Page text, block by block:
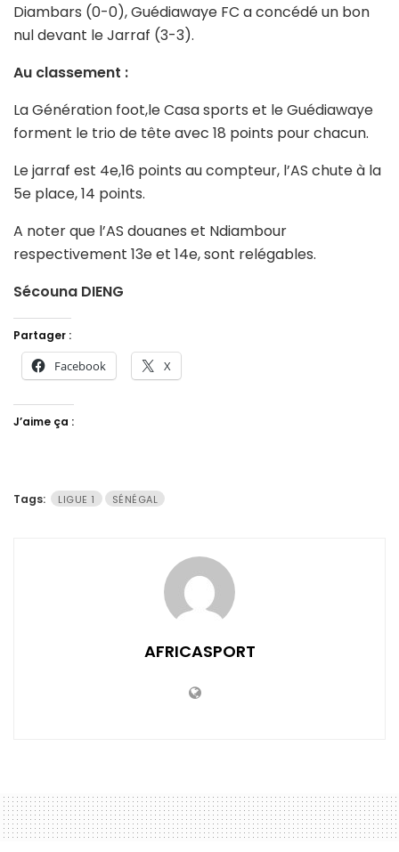
Diambars (0-0), Guédiawaye FC a concédé un bon
nul devant le Jarraf (3-3).
Au classement :
La Génération foot,le Casa sports et le Guédiawaye
forment le trio de tête avec 18 points pour chacun.
Le jarraf est 4e,16 points au compteur, l’AS chute à la
5e place, 14 points.
A noter que l’AS douanes et Ndiambour
respectivement 13e et 14e, sont relégables.
Sécouna DIENG
Partager :
Facebook X
J’aime ça :
Tags: LIGUE 1 SÉNÉGAL
AFRICASPORT